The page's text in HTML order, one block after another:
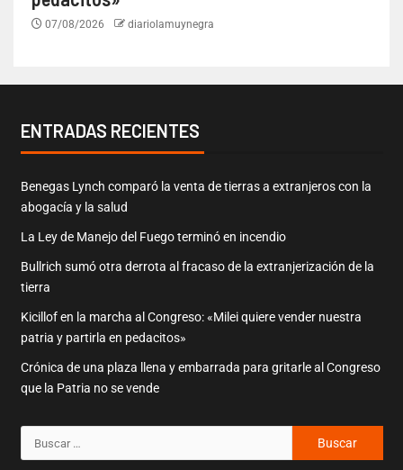
07/08/2026 diariolamuynegra
ENTRADAS RECIENTES
Benegas Lynch comparó la venta de tierras a extranjeros con la
abogacía y la salud
La Ley de Manejo del Fuego terminó en incendio
Bullrich sumó otra derrota al fracaso de la extranjerización de la
tierra
Kicillof en la marcha al Congreso: «Milei quiere vender nuestra
patria y partirla en pedacitos»
Crónica de una plaza llena y embarrada para gritarle al Congreso
que la Patria no se vende